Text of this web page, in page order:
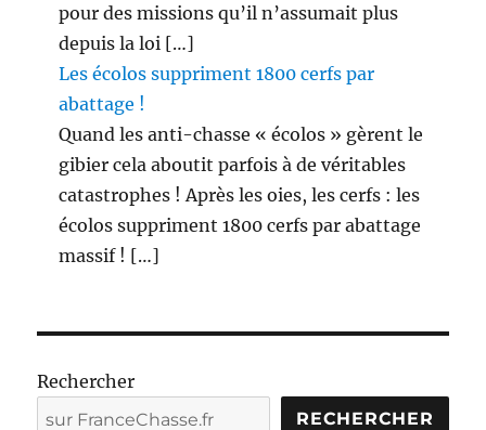
pour des missions qu’il n’assumait plus
depuis la loi […]
Les écolos suppriment 1800 cerfs par
abattage !
Quand les anti-chasse « écolos » gèrent le
gibier cela aboutit parfois à de véritables
catastrophes ! Après les oies, les cerfs : les
écolos suppriment 1800 cerfs par abattage
massif ! […]
Rechercher
RECHERCHER